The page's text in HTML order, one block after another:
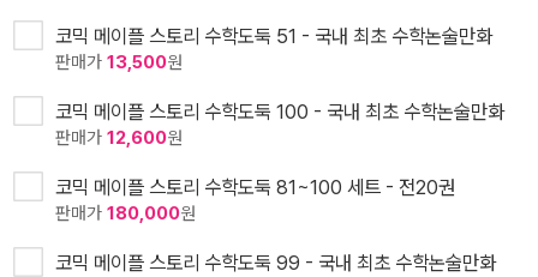
코믹 메이플 스토리 수학도둑 51 - 국내 최초 수학논술만화
판매가 13,500원
코믹 메이플 스토리 수학도둑 100 - 국내 최초 수학논술만화
판매가 12,600원
코믹 메이플 스토리 수학도둑 81~100 세트 - 전20권
판매가 180,000원
코믹 메이플 스토리 수학도둑 99 - 국내 최초 수학논술만화